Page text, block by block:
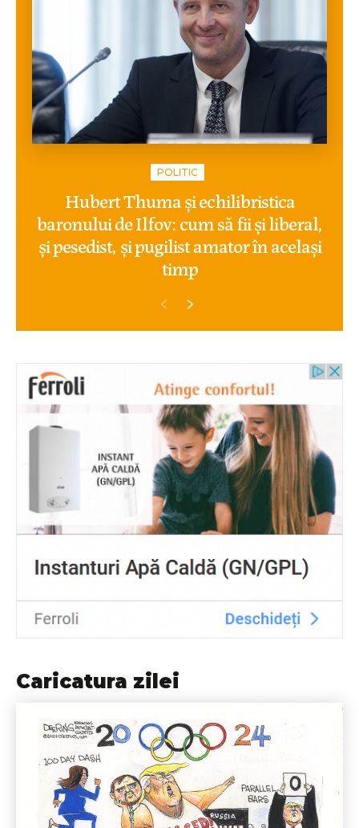
POLITIC
Hubert Thuma și echilibristica
baronului de Ilfov: cum să fii și liberal,
și pesedist, și pugilist amator în același
timp
Caricatura zilei